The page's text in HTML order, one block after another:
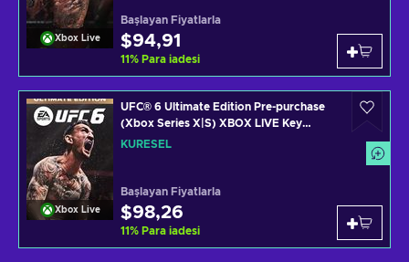
Xbox Live
Başlayan Fiyatlarla
$94,91
11% Para iadesi
Xbox Live
UFC® 6 Ultimate Edition Pre-purchase
(Xbox Series X|S) XBOX LIVE Key
GLOBAL
KÜRESEL
Başlayan Fiyatlarla
$98,26
11% Para iadesi